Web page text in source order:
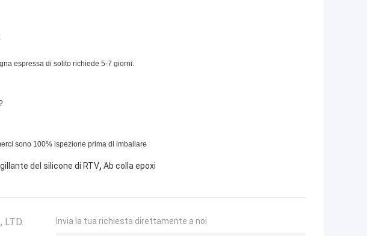
espressa di solito richiede 5-7 giorni.
sono 100% ispezione prima di imballare
del silicone di RTV, Ab colla epoxi
LTD. Invia la tua richiesta direttamente a noi